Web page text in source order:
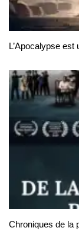
L’Apocalypse est
Chroniques de la